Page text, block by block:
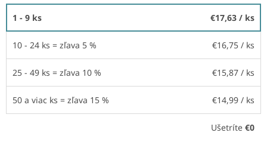
1 - 9 ks €17,63 / ks
10 - 24 ks = zľava 5 % €16,75 / ks
25 - 49 ks = zľava 10 % €15,87 / ks
50 a viac ks = zľava 15 % €14,99 / ks
Ušetríte €0